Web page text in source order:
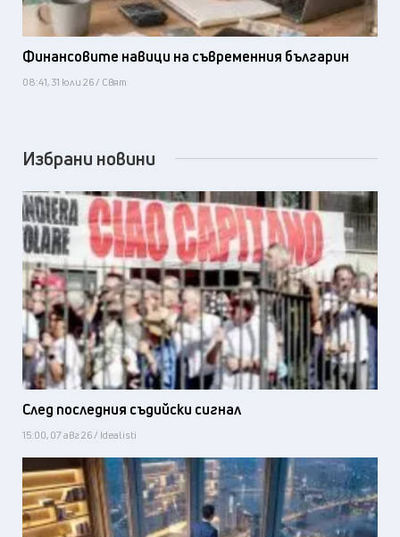
Финансовите навици на съвременния българин
08:41, 31 юли 26 / Свят
Избрани новини
След последния съдийски сигнал
15:00, 07 авг 26 / Idealisti